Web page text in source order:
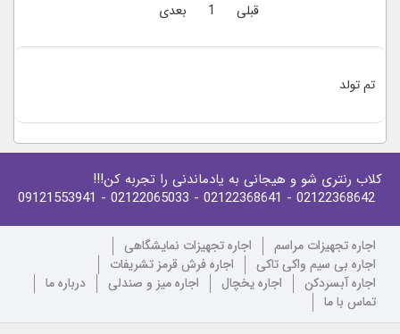
قبلی 1 بعدی
تم تولد
کلاب رنتری شو و هیجانی به یادماندنی را تجربه کن!!!
02122368642
- 02122368641
- 02122065033
- 09121553941
اجاره تجهیزات مراسم
اجاره تجهیزات نمایشگاهی
اجاره بی سیم واکی تاکی
اجاره فرش قرمز تشریفات
اجاره آبسردکن
اجاره یخچال اجاره میز و صندلی
درباره ما
تماس با ما